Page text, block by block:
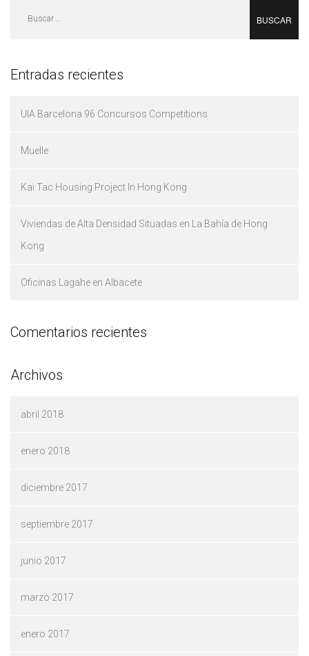
Entradas recientes
UIA Barcelona 96 Concursos Competitions
Muelle
Kai Tac Housing Project In Hong Kong
Viviendas de Alta Densidad Situadas en La Bahía de Hong
Kong
Oficinas Lagahe en Albacete
Comentarios recientes
Archivos
abril 2018
enero 2018
diciembre 2017
septiembre 2017
junio 2017
marzo 2017
enero 2017